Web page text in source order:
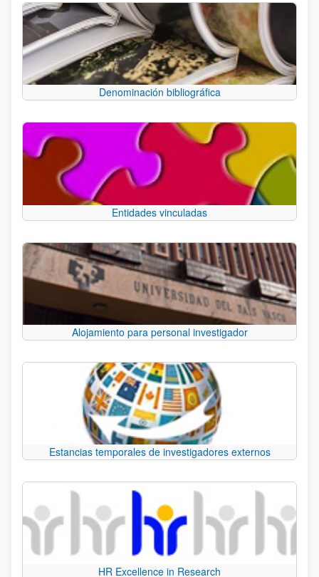
Denominación bibliográfica
Entidades vinculadas
Alojamiento para personal investigador
Estancias temporales de investigadores externos
HR Excellence in Research